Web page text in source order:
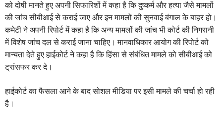
को दोषी मानते हुए अपनी सिफारिशों में कहा है कि दुष्कर्म और हत्या जैसे मामलों
की जांच सीबीआई से कराई जाए और इन मामलों की सुनवाई बंगाल के बाहर हो।
कमेटी ने अपनी रिपोर्ट में कहा है कि अन्य मामलों की जांच भी कोर्ट की निगरानी
में विशेष जांच दल से कराई जाना चाहिए। मानवाधिकार आयोग की रिपोर्ट को
मान्यता देते हुए हाईकोर्ट ने कहा है कि हिंसा से संबंधित मामले को सीबीआई को
ट्रांसफर कर दे।
हाईकोर्ट का फैसला आने के बाद सोशल मीडिया पर इसी मामले की चर्चा हो रही
है।